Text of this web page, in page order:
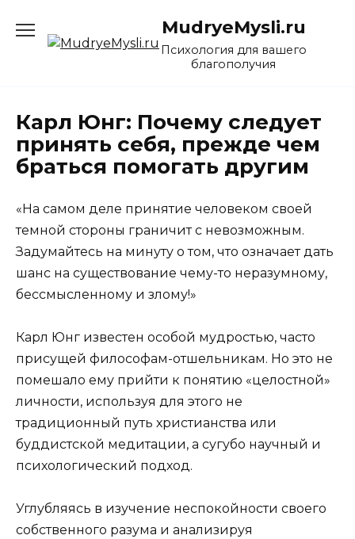
содержанию
MudryeMysli.ru
Психология для вашего
благополучия
Карл Юнг: Почему следует
принять себя, прежде чем
браться помогать другим
«На самом деле принятие человеком своей
темной стороны граничит с невозможным.
Задумайтесь на минуту о том, что означает дать
шанс на существование чему-то неразумному,
бессмысленному и злому!»
Карл Юнг известен особой мудростью, часто
присущей философам-отшельникам. Но это не
помешало ему прийти к понятию «целостной»
личности, используя для этого не
традиционный путь христианства или
буддистской медитации, а сугубо научный и
психологический подход.
Углубляясь в изучение неспокойности своего
собственного разума и анализируя